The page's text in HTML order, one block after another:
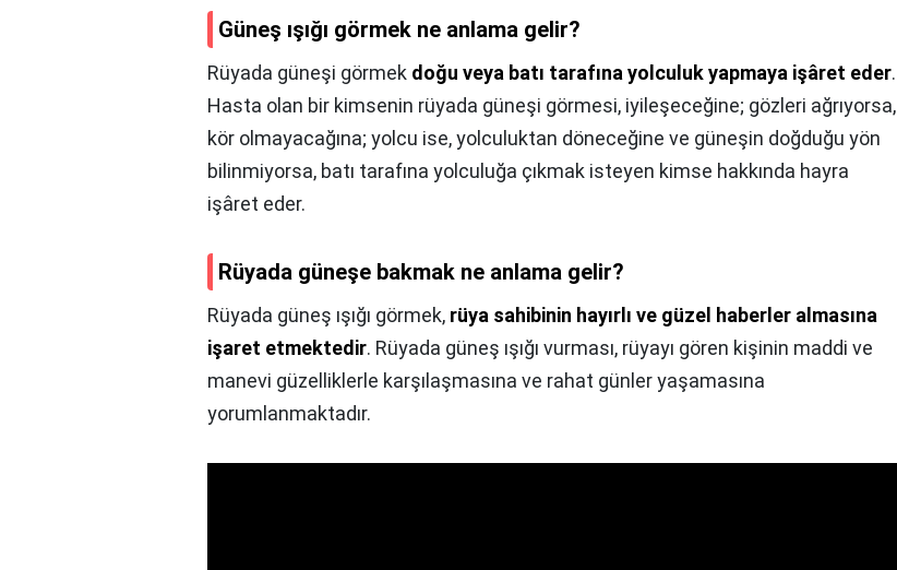
Güneş ışığı görmek ne anlama gelir?
Rüyada güneşi görmek doğu veya batı tarafına yolculuk yapmaya işâret eder.
Hasta olan bir kimsenin rüyada güneşi görmesi, iyileşeceğine; gözleri ağrıyorsa,
kör olmayacağına; yolcu ise, yolculuktan döneceğine ve güneşin doğduğu yön
bilinmiyorsa, batı tarafına yolculuğa çıkmak isteyen kimse hakkında hayra
işâret eder.
Rüyada güneşe bakmak ne anlama gelir?
Rüyada güneş ışığı görmek, rüya sahibinin hayırlı ve güzel haberler almasına
işaret etmektedir. Rüyada güneş ışığı vurması, rüyayı gören kişinin maddi ve
manevi güzelliklerle karşılaşmasına ve rahat günler yaşamasına
yorumlanmaktadır.